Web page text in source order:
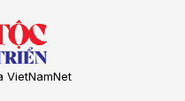
VietNamNet